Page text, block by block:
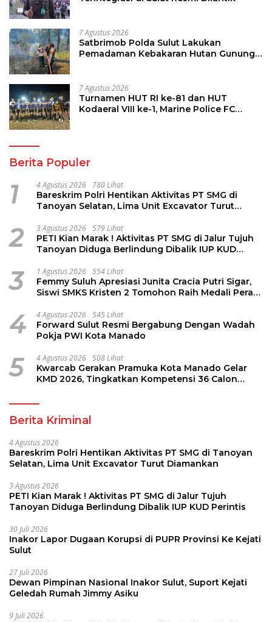
7 Agustus 2026
Satbrimob Polda Sulut Lakukan
Pemadaman Kebakaran Hutan Gunung
7 Agustus 2026
Turnamen HUT RI ke-81 dan HUT
Kodaeral VIII ke-1, Marine Police FC
Berita Populer
1 4 Agustus 2026 780 Lihat
Bareskrim Polri Hentikan Aktivitas PT SMG di
Tanoyan Selatan, Lima Unit Excavator Turut
2 3 Agustus 2026 579 Lihat
PETI Kian Marak ! Aktivitas PT SMG di Jalur Tujuh
Tanoyan Diduga Berlindung Dibalik IUP KUD
3 1 Agustus 2026 554 Lihat
Femmy Suluh Apresiasi Junita Cracia Putri Sigar,
Siswi SMKS Kristen 2 Tomohon Raih Medali Perak
4 4 Agustus 2026 545 Lihat
Forward Sulut Resmi Bergabung Dengan Wadah
Pokja PWI Kota Manado
5 4 Agustus 2026 508 Lihat
Kwarcab Gerakan Pramuka Kota Manado Gelar
KMD 2026, Tingkatkan Kompetensi 36 Calon
Berita Kriminal
4 Agustus 2026
Bareskrim Polri Hentikan Aktivitas PT SMG di Tanoyan
Selatan, Lima Unit Excavator Turut Diamankan
3 Agustus 2026
PETI Kian Marak ! Aktivitas PT SMG di Jalur Tujuh
Tanoyan Diduga Berlindung Dibalik IUP KUD Perintis
30 Juli 2026
Inakor Lapor Dugaan Korupsi di PUPR Provinsi Ke Kejati
Sulut
27 Juli 2026
Dewan Pimpinan Nasional Inakor Sulut, Suport Kejati
Geledah Rumah Jimmy Asiku
9 Juli 2026